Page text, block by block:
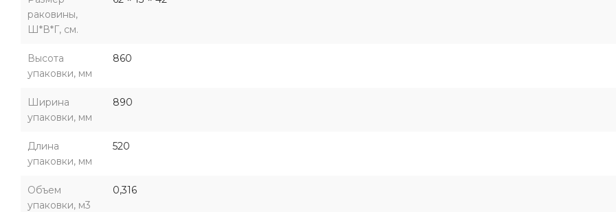
раковины,
Ш*В*Г, см.
Высота
упаковки, мм
860
Ширина
упаковки, мм
890
Длина
упаковки, мм
520
Объем
упаковки, м3
0,316